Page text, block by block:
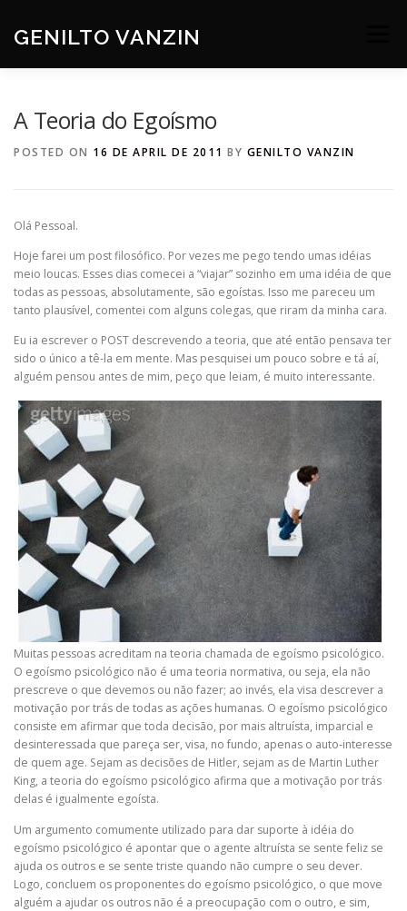
content
GENILTO VANZIN
A Teoria do Egoísmo
POSTED ON 16 DE APRIL DE 2011 BY GENILTO VANZIN
Olá Pessoal.
Hoje farei um post filosófico. Por vezes me pego tendo umas idéias
meio loucas. Esses dias comecei a “viajar” sozinho em uma idéia de que
todas as pessoas, absolutamente, são egoístas. Isso me pareceu um
tanto plausível, comentei com alguns colegas, que riram da minha cara.
Eu ia escrever o POST descrevendo a teoria, que até então pensava ter
sido o único a tê-la em mente. Mas pesquisei um pouco sobre e tá aí,
alguém pensou antes de mim, peço que leiam, é muito interessante.
Muitas pessoas acreditam na teoria chamada de egoísmo psicológico.
O egoísmo psicológico não é uma teoria normativa, ou seja, ela não
prescreve o que devemos ou não fazer; ao invés, ela visa descrever a
motivação por trás de todas as ações humanas. O egoísmo psicológico
consiste em afirmar que toda decisão, por mais altruísta, imparcial e
desinteressada que pareça ser, visa, no fundo, apenas o auto-interesse
de quem age. Sejam as decisões de Hitler, sejam as de Martin Luther
King, a teoria do egoísmo psicológico afirma que a motivação por trás
delas é igualmente egoísta.
Um argumento comumente utilizado para dar suporte à idéia do
egoísmo psicológico é apontar que o agente altruísta se sente feliz se
ajuda os outros e se sente triste quando não cumpre o seu dever.
Logo, concluem os proponentes do egoísmo psicológico, o que move
alguém a ajudar os outros não é a preocupação com o outro, e sim,